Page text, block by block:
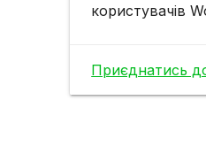
користувачів
Приєднатись